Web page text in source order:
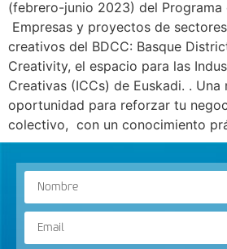
(febrero-junio 2023) del
Empresas y proyectos de
creativos del BDCC: Basque
Creativity, el espacio para las
Creativas (ICCs) de Euskadi. . Una
oportunidad para reforzar tu
colectivo, con un conocimiento